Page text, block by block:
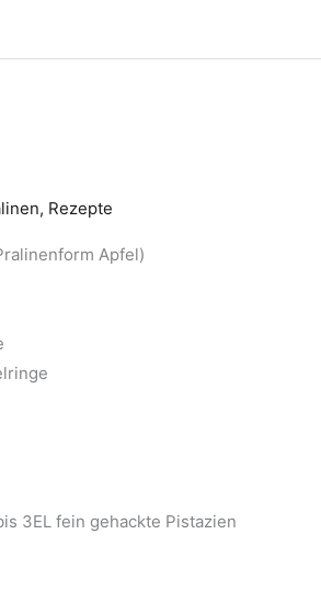
, Rezepte
Apfel)
3EL fein gehackte Pistazien